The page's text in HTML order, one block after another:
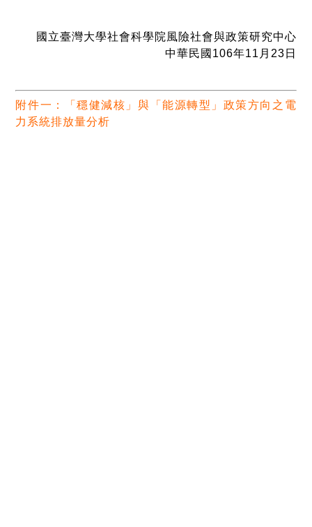
國立臺灣大學社會科學院風險社會與政策研究中心
中華民國106年11月23日
附件一：「穩健減核」與「能源轉型」政策方向之電
力系統排放量分析